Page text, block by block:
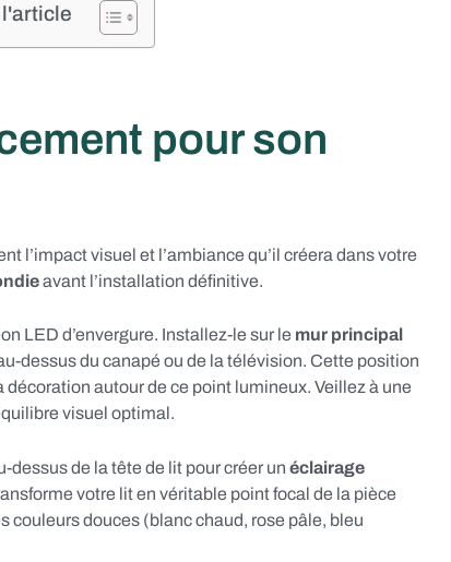
pour son
l’impact visuel et l’ambiance qu’il créera dans votre
avant l’installation définitive.
LED d’envergure. Installez-le sur le mur principal
dessus du canapé ou de la télévision. Cette position
autour de ce point lumineux. Veillez à une
visuel optimal.
dessus de la tête de lit pour créer un éclairage
votre lit en véritable point focal de la pièce
couleurs douces (blanc chaud, rose pâle, bleu